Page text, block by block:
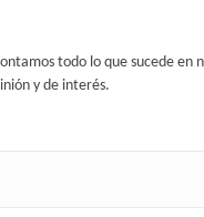
todo lo que sucede en
y de interés.